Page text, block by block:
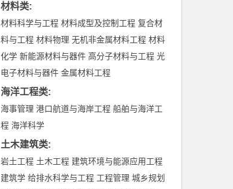
材料类:
材料科学与工程 材料成型及控制工程 复合材
料与工程 材料物理 无机非金属材料工程 材料
化学 新能源材料与器件 高分子材料与工程 光
电子材料与器件 金属材料工程
海洋工程类:
海事管理 港口航道与海岸工程 船舶与海洋工
程 海洋科学
土木建筑类:
岩土工程 土木工程 建筑环境与能源应用工程
建筑学 给排水科学与工程 工程管理 城乡规划